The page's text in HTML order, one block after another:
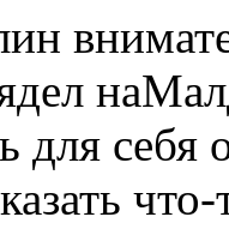
для себя